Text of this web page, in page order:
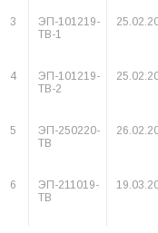
3
ЭП-101219-
ТВ-1
4
ЭП-101219-
ТВ-2
5
ЭП-250220-
ТВ
6
ЭП-211019-
ТВ